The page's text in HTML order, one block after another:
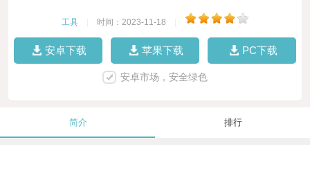
工具 时间：2023-11-18
安卓下载 苹果下载 PC下载
安卓市场，安全绿色
简介 排行